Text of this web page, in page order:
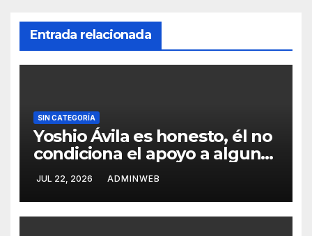
Entrada relacionada
SIN CATEGORÍA
Yoshio Ávila es honesto, él no
condiciona el apoyo a alguna
figura política por una
candidatura
JUL 22, 2026 ADMINWEB